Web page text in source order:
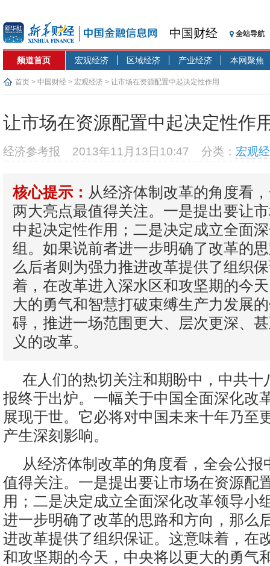
中国财经 全站导航
频道首页 宏观经济 区域经济 产业经济 本网聚焦
首页 > 中国财经 > 宏观经济 > 让市场在资源配置中起决定性作用
让市场在资源配置中起决定性作
经济参考报 2013年11月13日10:47 分类： 宏观
核心提示： 从经济体制改革的角度看
两大亮点最值得关注。一是提出要让
中起决定性作用；二是决定成立全面
组。如果说前者进一步明确了改革的
么后者则为强力推进改革提供了组织
着，在改革进入深水区和攻坚期的今
大的勇气和智慧打破束缚生产力发展
碍，推进一场范围更大、层次更深、
义的改革。
在人们的热切关注和期盼中，中共十
报终于出炉。一幅关于中国全面深化改
展现于世。它必将对中国未来十年乃至
产生深刻影响。
从经济体制改革的角度看，全会公报
值得关注。一是提出要让市场在资源配
用；二是决定成立全面深化改革领导小
进一步明确了改革的思路和方向，那么
进改革提供了组织保证。这意味着，在
和攻坚期的今天，中央将以更大的勇气